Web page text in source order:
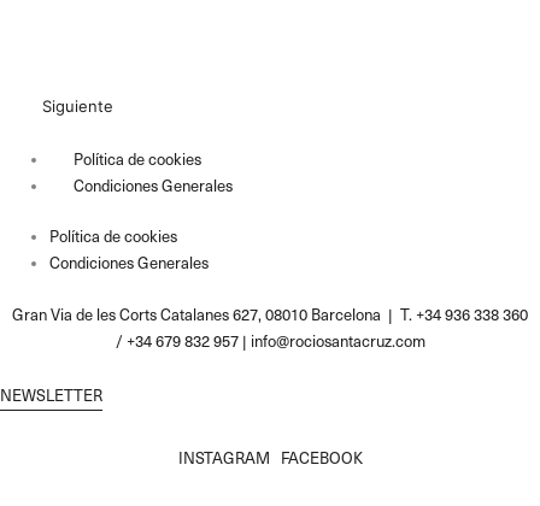
Siguiente
Política de cookies
Condiciones Generales
Política de cookies
Condiciones Generales
Gran Via de les Corts Catalanes 627, 08010 Barcelona | T. +34 936 338 360
/ +34 679 832 957 | info@rociosantacruz.com
NEWSLETTER
INSTAGRAM FACEBOOK